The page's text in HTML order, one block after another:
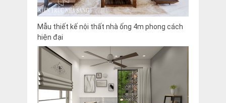
Mẫu thiết kế nội thất nhà ống 4m phong cách
hiện đại